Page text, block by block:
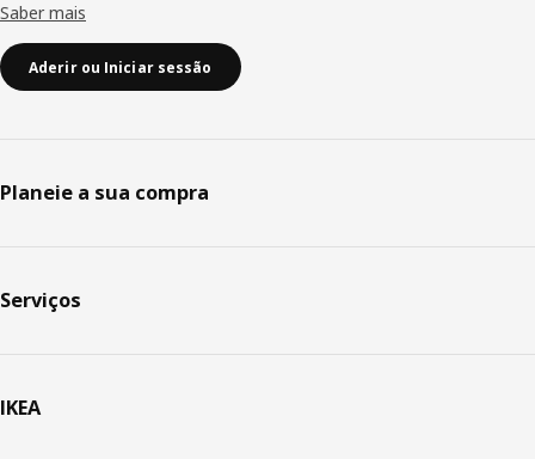
Saber mais
Aderir ou Iniciar sessão
Planeie a sua compra
Serviços
IKEA